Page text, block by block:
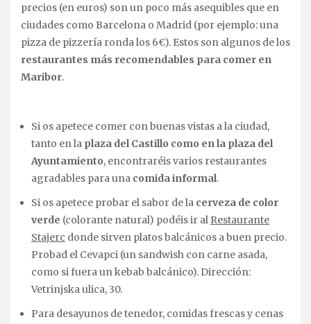
precios (en euros) son un poco más asequibles que en
ciudades como Barcelona o Madrid (por ejemplo: una
pizza de pizzería ronda los 6€). Estos son algunos de los
restaurantes más recomendables para comer en
Maribor.
Si os apetece comer con buenas vistas a la ciudad,
tanto en la plaza del Castillo como en la plaza del
Ayuntamiento, encontraréis varios restaurantes
agradables para una comida informal.
Si os apetece probar el sabor de la cerveza de color
verde (colorante natural) podéis ir al Restaurante
Stajerc donde sirven platos balcánicos a buen precio.
Probad el Cevapci (un sandwish con carne asada,
como si fuera un kebab balcánico). Dirección:
Vetrinjska ulica, 30.
Para desayunos de tenedor, comidas frescas y cenas